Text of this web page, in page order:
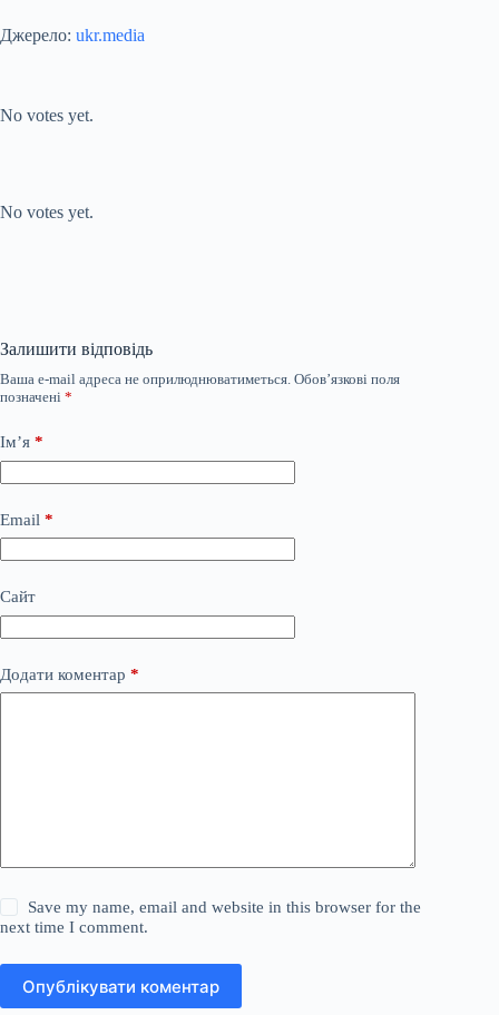
Джерело: ukr.media
No votes yet.
No votes yet.
Залишити відповідь
Ваша e-mail адреса не оприлюднюватиметься. Обов’язкові поля
позначені *
Ім’я *
Email *
Сайт
Додати коментар *
Save my name, email and website in this browser for the
next time I comment.
Опублікувати коментар